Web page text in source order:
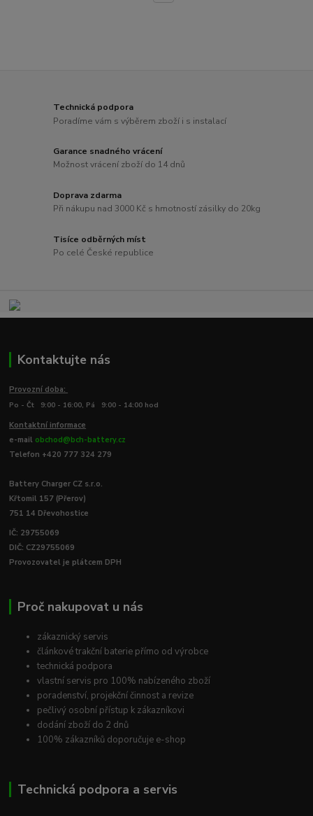
Technická podpora
Poradíme vám s výběrem zboží i s instalací
Garance snadného vrácení
Možnost vrácení zboží do 14 dnů
Doprava zdarma
Při nákupu nad 3000 Kč s hmotností zásilky do 20kg
Tisíce odběrných míst
Po celé České republice
Kontaktujte nás
Provozní doba:
Po - Čt 9:00 - 16:00, Pá 9:00 - 14:00 hod
Kontaktní informace
e-mail obchod@bch-battery.cz
Telefon +420 777 324 279
Battery Charger CZ s.r.o.
Křtomil 157 (Přerov)
751 14 Dřevohostice
IČ: 29755069
DIČ: CZ29755069
Provozovatel je plátcem DPH
Proč nakupovat u nás
zákaznický servis
článkové trakční baterie přímo od výrobce
technická podpora
vlastní servis pro 100% nabízeného zboží
poradenství, projekční činnost a revize
pečlivý osobní přístup k zákazníkovi
dodání zboží do 2 dnů
100% zákazníků doporučuje e-shop
Technická podpora a servis